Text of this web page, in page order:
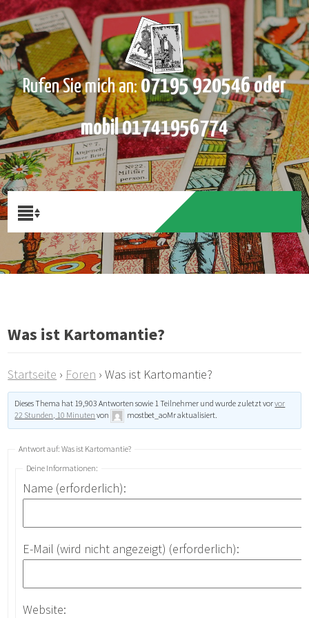
Rufen Sie mich an:07195 920546 oder
mobil 01741956774
Was ist Kartomantie?
Startseite › Foren › Was ist Kartomantie?
Dieses Thema hat 19,903 Antworten sowie 1 Teilnehmer und wurde zuletzt vorvor
22 Stunden, 10 Minuten von mostbet_aoMraktualisiert.
Antwort auf: Was ist Kartomantie?
Deine Informationen:
Name (erforderlich):
E-Mail (wird nicht angezeigt) (erforderlich):
Website: